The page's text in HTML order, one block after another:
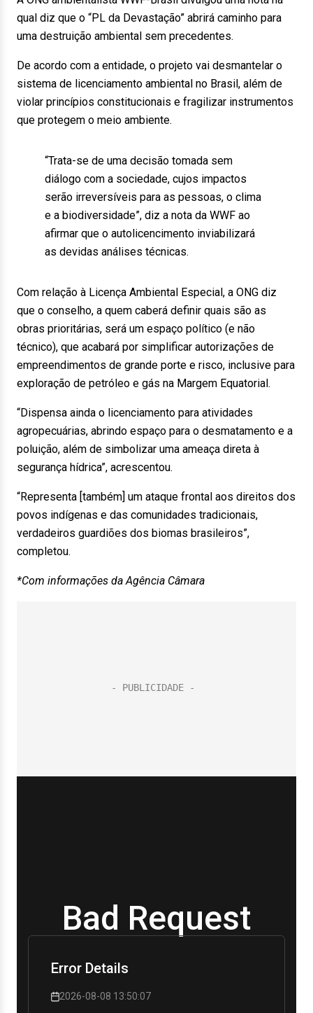
qual diz que o “PL da Devastação” abrirá caminho para
uma destruição ambiental sem precedentes.
De acordo com a entidade, o projeto vai desmantelar o
sistema de licenciamento ambiental no Brasil, além de
violar princípios constitucionais e fragilizar instrumentos
que protegem o meio ambiente.
“Trata-se de uma decisão tomada sem
diálogo com a sociedade, cujos impactos
serão irreversíveis para as pessoas, o clima
e a biodiversidade”, diz a nota da WWF ao
afirmar que o autolicencimento inviabilizará
as devidas análises técnicas.
Com relação à Licença Ambiental Especial, a ONG diz
que o conselho, a quem caberá definir quais são as
obras prioritárias, será um espaço político (e não
técnico), que acabará por simplificar autorizações de
empreendimentos de grande porte e risco, inclusive para
exploração de petróleo e gás na Margem Equatorial.
“Dispensa ainda o licenciamento para atividades
agropecuárias, abrindo espaço para o desmatamento e a
poluição, além de simbolizar uma ameaça direta à
segurança hídrica”, acrescentou.
“Representa [também] um ataque frontal aos direitos dos
povos indígenas e das comunidades tradicionais,
verdadeiros guardiões dos biomas brasileiros”,
completou.
*Com informações da Agência Câmara